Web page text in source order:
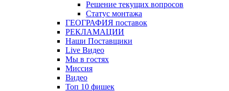
Решение текущих вопросов
Статус монтажа
ГЕОГРАФИЯ поставок
РЕКЛАМАЦИИ
Наши Поставщики
Live Видео
Мы в гостях
Миссия
Видео
Топ 10 фишек